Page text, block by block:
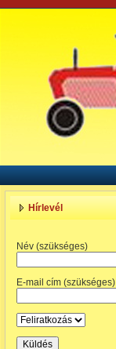
Hírlevél
Név (szükséges)
E-mail cím (szükséges)